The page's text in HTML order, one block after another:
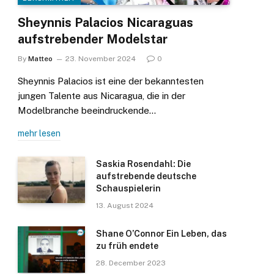
Sheynnis Palacios Nicaraguas
aufstrebender Modelstar
By Matteo 23. November 2024 0
Sheynnis Palacios ist eine der bekanntesten
jungen Talente aus Nicaragua, die in der
Modelbranche beeindruckende…
mehr lesen
Saskia Rosendahl: Die
aufstrebende deutsche
Schauspielerin
13. August 2024
Shane O’Connor Ein Leben, das
zu früh endete
28. December 2023